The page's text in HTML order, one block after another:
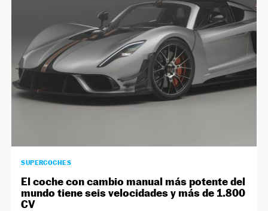
SUPERCOCHES
El coche con cambio manual más potente del
mundo tiene seis velocidades y más de 1.800
CV